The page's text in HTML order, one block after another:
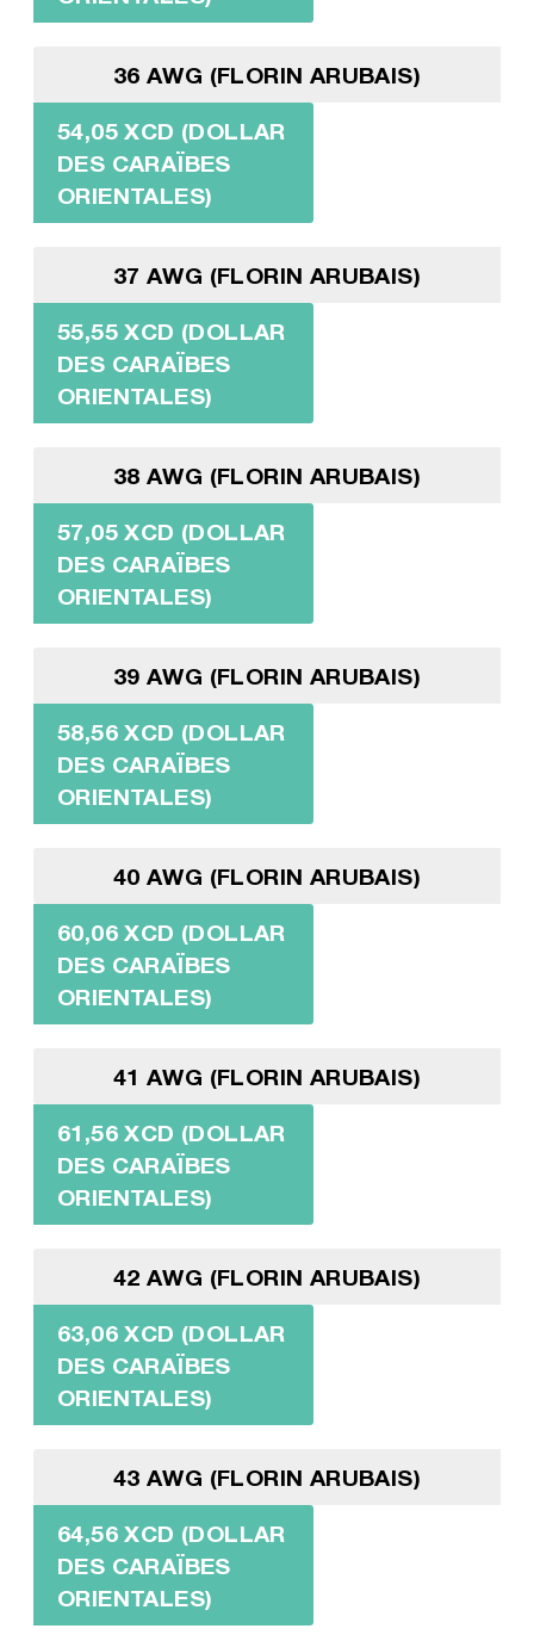
36 AWG (FLORIN ARUBAIS)
54,05 XCD (DOLLAR
DES CARAÏBES
ORIENTALES)
37 AWG (FLORIN ARUBAIS)
55,55 XCD (DOLLAR
DES CARAÏBES
ORIENTALES)
38 AWG (FLORIN ARUBAIS)
57,05 XCD (DOLLAR
DES CARAÏBES
ORIENTALES)
39 AWG (FLORIN ARUBAIS)
58,56 XCD (DOLLAR
DES CARAÏBES
ORIENTALES)
40 AWG (FLORIN ARUBAIS)
60,06 XCD (DOLLAR
DES CARAÏBES
ORIENTALES)
41 AWG (FLORIN ARUBAIS)
61,56 XCD (DOLLAR
DES CARAÏBES
ORIENTALES)
42 AWG (FLORIN ARUBAIS)
63,06 XCD (DOLLAR
DES CARAÏBES
ORIENTALES)
43 AWG (FLORIN ARUBAIS)
64,56 XCD (DOLLAR
DES CARAÏBES
ORIENTALES)